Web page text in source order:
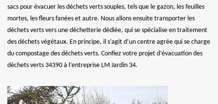
sacs pour évacuer les déchets verts souples, tels que le gazon, les feuilles
mortes, les fleurs fanées et autre. Nous allons ensuite transporter les
déchets verts vers une déchetterie dédiée, qui se spécialise en traitement
des déchets végétaux. En principe, il s’agit d’un centre agrée qui se charge
du compostage des déchets verts. Confiez votre projet d’évacuation des
déchets verts 34390 à l’entreprise LM Jardin 34.